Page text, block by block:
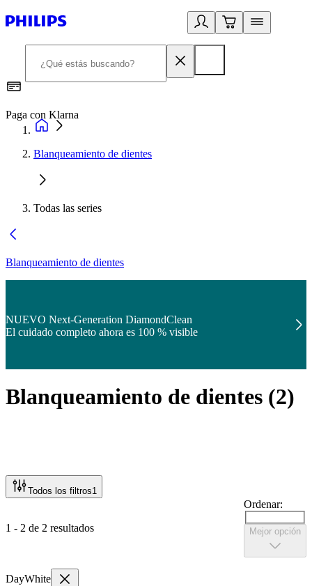
Paga con Klarna
Blanqueamiento de dientes
Todas las series
Blanqueamiento de dientes
NUEVO Next-Generation DiamondClean
El cuidado completo ahora es 100 % visible
Blanqueamiento de dientes (2)
Todos los filtros1
1 - 2 de 2 resultados
Ordenar:
Mejor opción
DayWhite